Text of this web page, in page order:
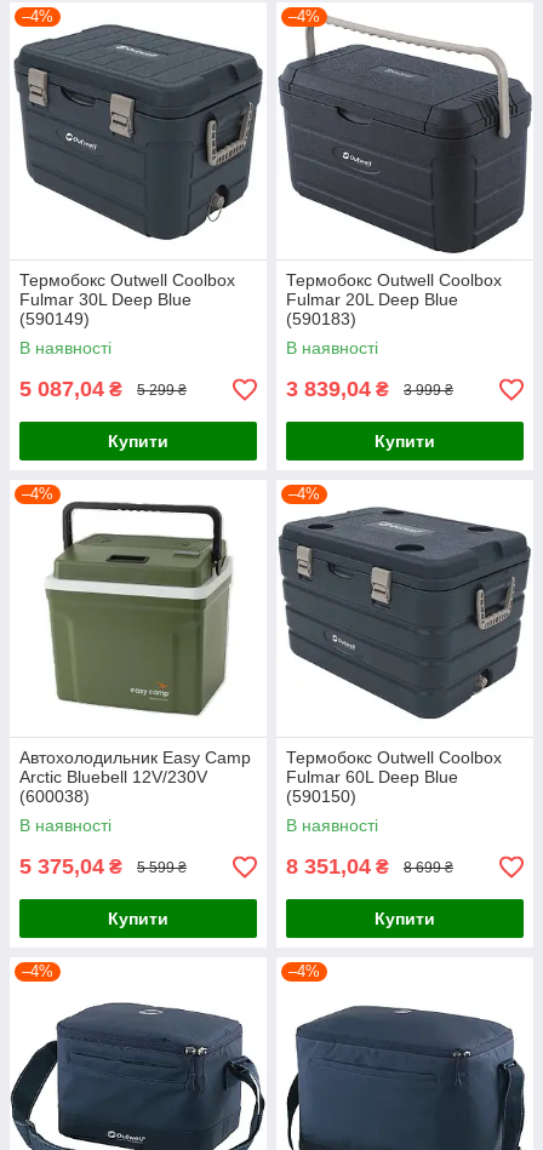
–4%
Термобокс Outwell Coolbox
Fulmar 30L Deep Blue
(590149)
В наявності
5 087,04 ₴ 5 299 ₴
Купити
–4%
Термобокс Outwell Coolbox
Fulmar 20L Deep Blue
(590183)
В наявності
3 839,04 ₴ 3 999 ₴
Купити
–4%
Автохолодильник Easy Camp
Arctic Bluebell 12V/230V
(600038)
В наявності
5 375,04 ₴ 5 599 ₴
Купити
–4%
Термобокс Outwell Coolbox
Fulmar 60L Deep Blue
(590150)
В наявності
8 351,04 ₴ 8 699 ₴
Купити
–4% –4%